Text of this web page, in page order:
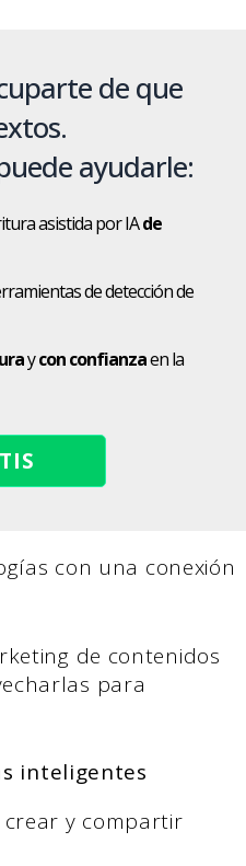
de que
ayudarle:
asistida por IAde
de detección de
ycon confianzaen la
con una conexión
de contenidos
para
inteligentes
y compartir